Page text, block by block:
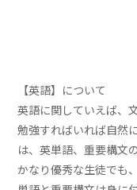
【英語】について
英語に関していえば、
勉強すればいれば自然
は、英単語、重要構文
かなり優秀な生徒でも